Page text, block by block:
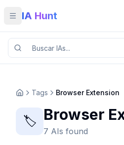
Toggle menu
IA Hunt
Tags Browser Extension
🏷️ Browser
7 AIs found